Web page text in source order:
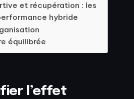
et récupération : les
hybride
équilibrée
l’effet